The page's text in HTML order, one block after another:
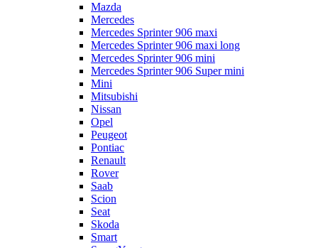
Mazda
Mercedes
Mercedes Sprinter 906 maxi
Mercedes Sprinter 906 maxi long
Mercedes Sprinter 906 mini
Mercedes Sprinter 906 Super mini
Mini
Mitsubishi
Nissan
Opel
Peugeot
Pontiac
Renault
Rover
Saab
Scion
Seat
Skoda
Smart